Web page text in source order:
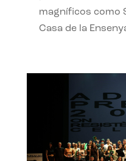
magníficos como
Casa de la